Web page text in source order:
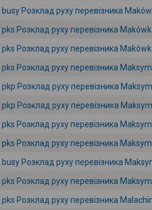
busy Розклад руху перевізника
pks Розклад руху перевізника
pks Розклад руху перевізника
pks Розклад руху перевізника
pkp Розклад руху перевізника
pkp Розклад руху перевізника
pks Розклад руху перевізника
pks Розклад руху перевізника
busy Розклад руху перевізника
pks Розклад руху перевізника
pks Розклад руху перевізника